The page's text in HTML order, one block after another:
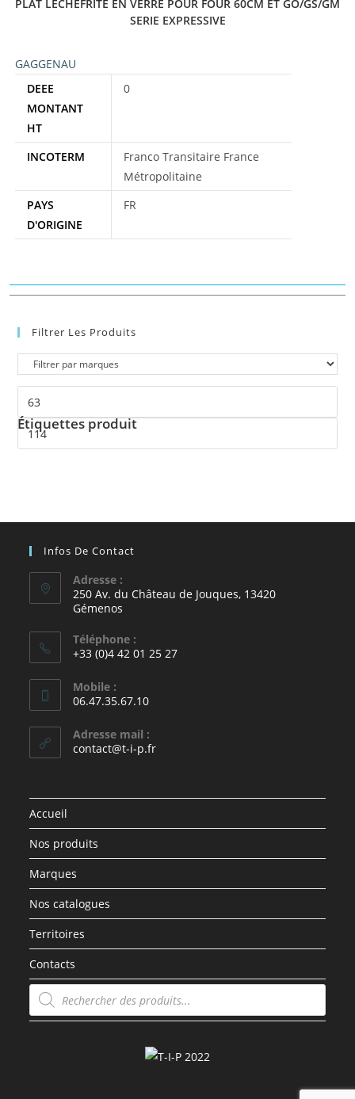
PLAT LÈCHEFRITE EN VERRE POUR FOUR 60CM ET GO/GS/GM
SERIE EXPRESSIVE
GAGGENAU
DEEE
MONTANT
HT
0
INCOTERM
Franco Transitaire France
Métropolitaine
PAYS
D'ORIGINE
FR
Filtrer Les Produits
Étiquettes produit
Infos De Contact
Adresse :
250 Av. du Château de Jouques, 13420
Gémenos
Téléphone :
+33 (0)4 42 01 25 27
Mobile :
06.47.35.67.10
Adresse mail :
contact@t-i-p.fr
Accueil
Nos produits
Marques
Nos catalogues
Territoires
Contacts
Recherche
de
produits